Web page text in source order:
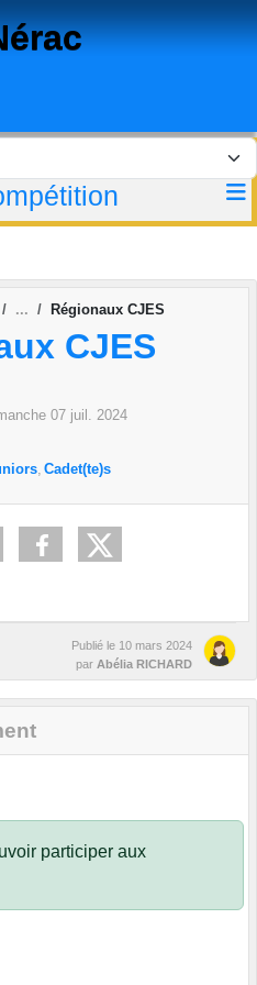
Régionaux CJES
CJES
07 juil.
2024
Cadet(te)s
Publié le 10 mars 2024
par Abélia RICHARD
participer aux